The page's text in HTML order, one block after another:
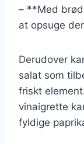
– **Med
at opsuge
Derudover
salat som
friskt
vinaigrette
fyldige